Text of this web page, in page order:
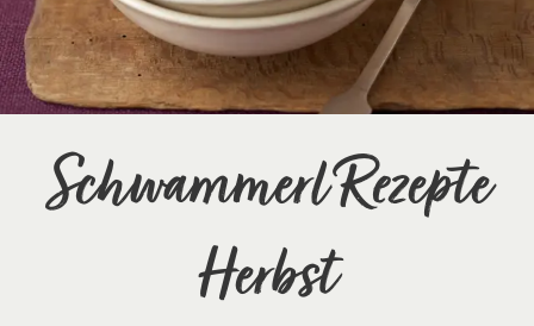
Schwammerl Rezepte
Herbst